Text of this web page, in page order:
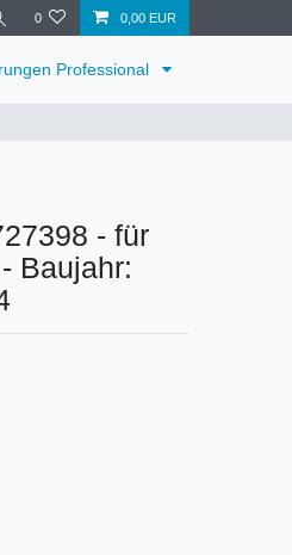
0 0,00 EUR
Professional
- für
Baujahr: